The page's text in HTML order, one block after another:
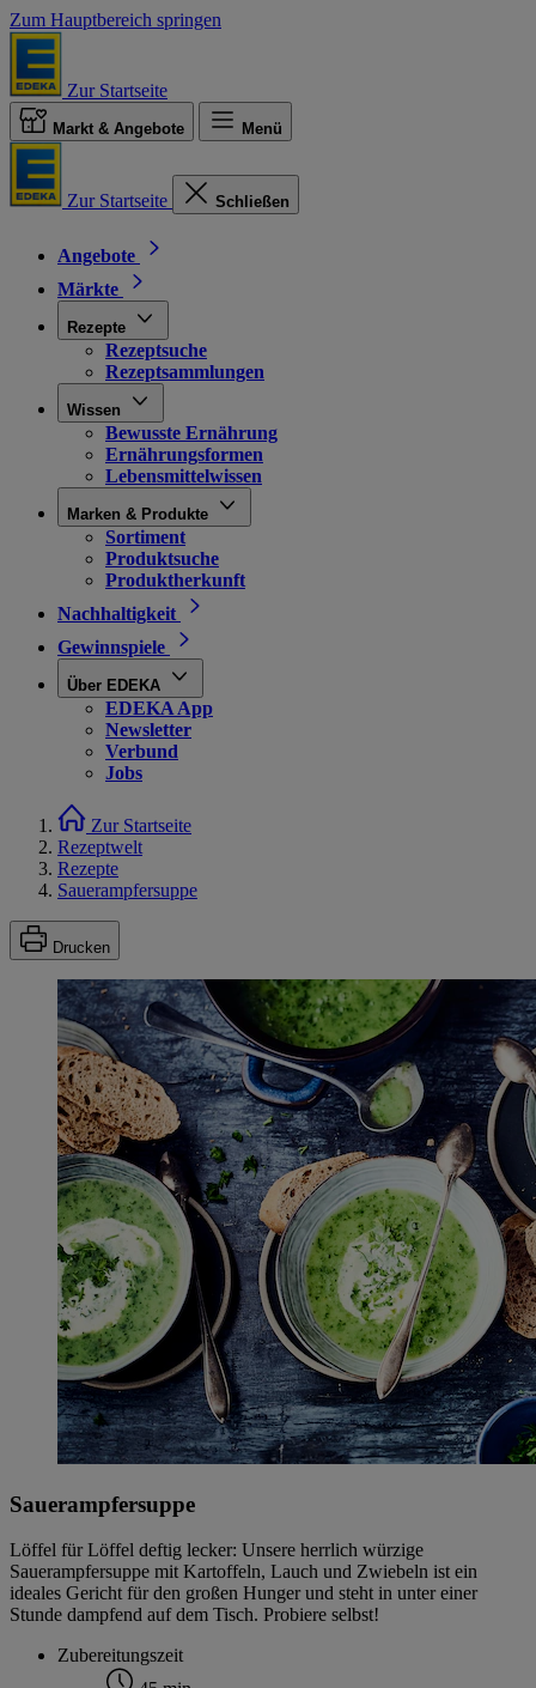
Zum Hauptbereich springen
Zur Startseite
Markt & Angebote Menü
Zur Startseite Schließen
Angebote
Märkte
Rezepte
Rezeptsuche
Rezeptsammlungen
Wissen
Bewusste Ernährung
Ernährungsformen
Lebensmittelwissen
Marken & Produkte
Sortiment
Produktsuche
Produktherkunft
Nachhaltigkeit
Gewinnspiele
Über EDEKA
EDEKA App
Newsletter
Verbund
Jobs
Zur Startseite
Rezeptwelt
Rezepte
Sauerampfersuppe
Drucken
Sauerampfersuppe
Löffel für Löffel deftig lecker: Unsere herrlich würzige
Sauerampfersuppe mit Kartoffeln, Lauch und Zwiebeln ist ein
ideales Gericht für den großen Hunger und steht in unter einer
Stunde dampfend auf dem Tisch. Probiere selbst!
Zubereitungszeit